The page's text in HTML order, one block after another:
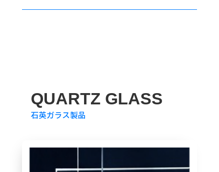
QUARTZ GLASS
石英ガラス製品